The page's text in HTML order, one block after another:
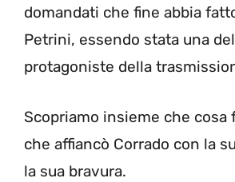
domandati che fine abbia
Petrini, essendo stata una
protagoniste della
Scopriamo insieme che cosa
che affiancò Corrado con la
la sua bravura.